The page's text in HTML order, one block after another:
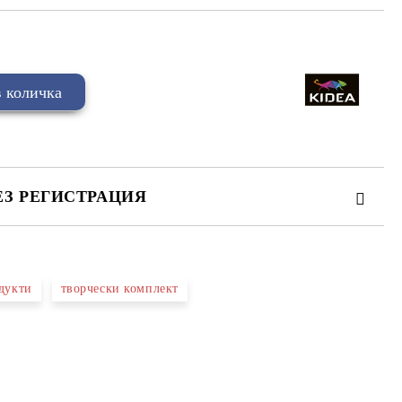
РЕГИСТРАЦИЯ
творчески комплект